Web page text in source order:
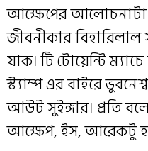
আক্ষেপের আলোচনাটা
জীবনীকার
যাক। টি টোয়েন্টি
স্ট্যাম্প এর বাইরে
আউট সুইঙ্গার। প্রতি
আক্ষেপ, ইস, আরেকটু